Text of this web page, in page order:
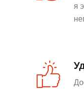
я